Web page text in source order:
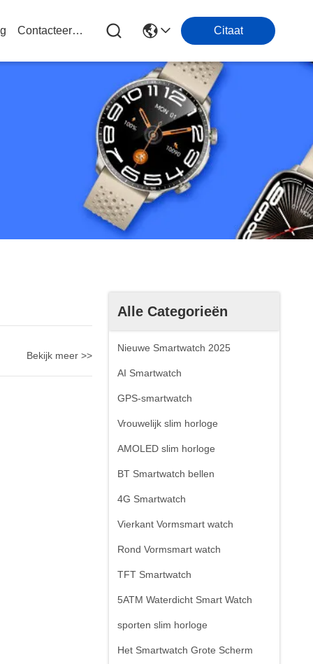
Contacteer Ons Citaat
Alle Categorieën
Nieuwe Smartwatch 2025
AI Smartwatch
GPS-smartwatch
Vrouwelijk slim horloge
AMOLED slim horloge
BT Smartwatch bellen
4G Smartwatch
Vierkant Vormsmart watch
Rond Vormsmart watch
TFT Smartwatch
5ATM Waterdicht Smart Watch
sporten slim horloge
Het Smartwatch Grote Scherm
Bekijk meer >>